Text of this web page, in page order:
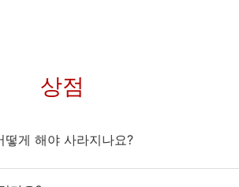
상점
떻게 해야 사라지나요?